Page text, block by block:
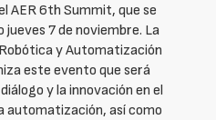
AER 6th Summit, que se
jueves 7 de noviembre. La
y Automatización
este evento que será
y la innovación en el
automatización, así como